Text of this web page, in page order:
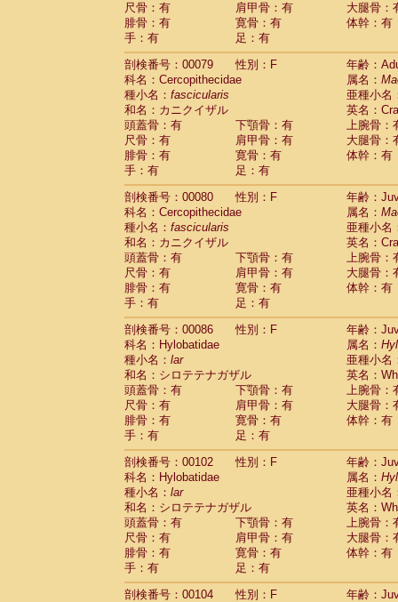
尺骨：有
肩甲骨：有
大腿骨：
腓骨：有
寛骨：有
体幹：有
手：有
足：有
剖検番号：00079
性別：F
年齢：
科名：Cercopithecidae
属名：
種小名： fascicularis
亜種小名
和名：カニクイザル
英名：
頭蓋骨：有
下顎骨：有
上腕骨：
尺骨：有
肩甲骨：有
大腿骨：
腓骨：有
寛骨：有
体幹：有
手：有
足：有
剖検番号：00080
性別：F
年齢：
科名：Cercopithecidae
属名：
種小名： fascicularis
亜種小名
和名：カニクイザル
英名：
頭蓋骨：有
下顎骨：有
上腕骨：
尺骨：有
肩甲骨：有
大腿骨：
腓骨：有
寛骨：有
体幹：有
手：有
足：有
剖検番号：00086
性別：F
年齢：
科名：Hylobatidae
属名：
種小名： lar
亜種小名
和名：シロテテナガザル
英名：
頭蓋骨：有
下顎骨：有
上腕骨：
尺骨：有
肩甲骨：有
大腿骨：
腓骨：有
寛骨：有
体幹：有
手：有
足：有
剖検番号：00102
性別：F
年齢：
科名：Hylobatidae
属名：
種小名： lar
亜種小名
和名：シロテテナガザル
英名：
頭蓋骨：有
下顎骨：有
上腕骨：
尺骨：有
肩甲骨：有
大腿骨：
腓骨：有
寛骨：有
体幹：有
手：有
足：有
剖検番号：00104
性別：F
年齢：